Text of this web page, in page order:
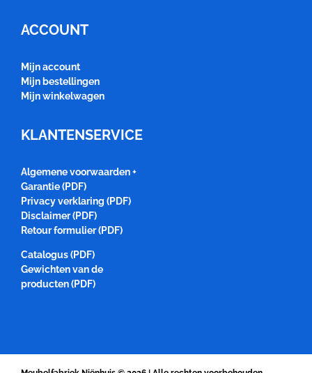
ACCOUNT
Mijn account
Mijn bestellingen
Mijn winkelwagen
KLANTENSERVICE
Algemene voorwaarden +
Garantie (PDF)
Privacy verklaring (PDF)
Disclaimer (PDF)
Retour formulier (PDF)
Catalogus (PDF)
Gewichten van de
producten (PDF)